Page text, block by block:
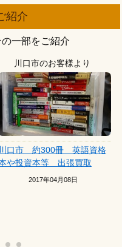
紹介
一部をご紹介
川口市のお客様より
川口市 約300冊 英語資格
や投資本等 出張買取
2017年04月08日